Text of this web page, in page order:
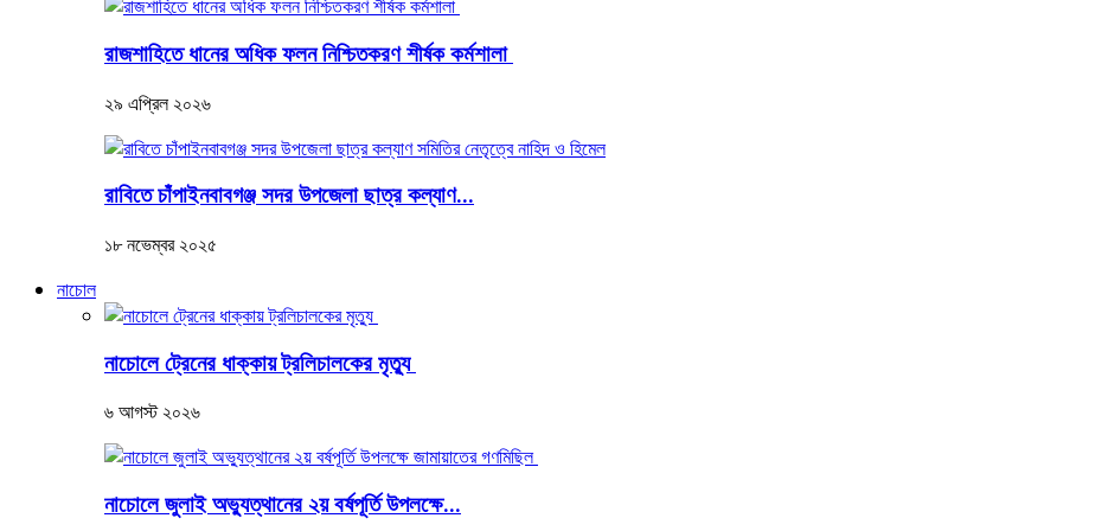
রাজশাহিতে ধানের অধিক ফলন নিশ্চিতকরণ শীর্ষক কর্মশালা
২৯ এপ্রিল ২০২৬
রাবিতে চাঁপাইনবাবগঞ্জ সদর উপজেলা ছাত্র কল্যাণ...
১৮ নভেম্বর ২০২৫
নাচোল
নাচোলে ট্রেনের ধাক্কায় ট্রলিচালকের মৃত্যু
৬ আগস্ট ২০২৬
নাচোলে জুলাই অভ্যুত্থানের ২য় বর্ষপূর্তি উপলক্ষে...